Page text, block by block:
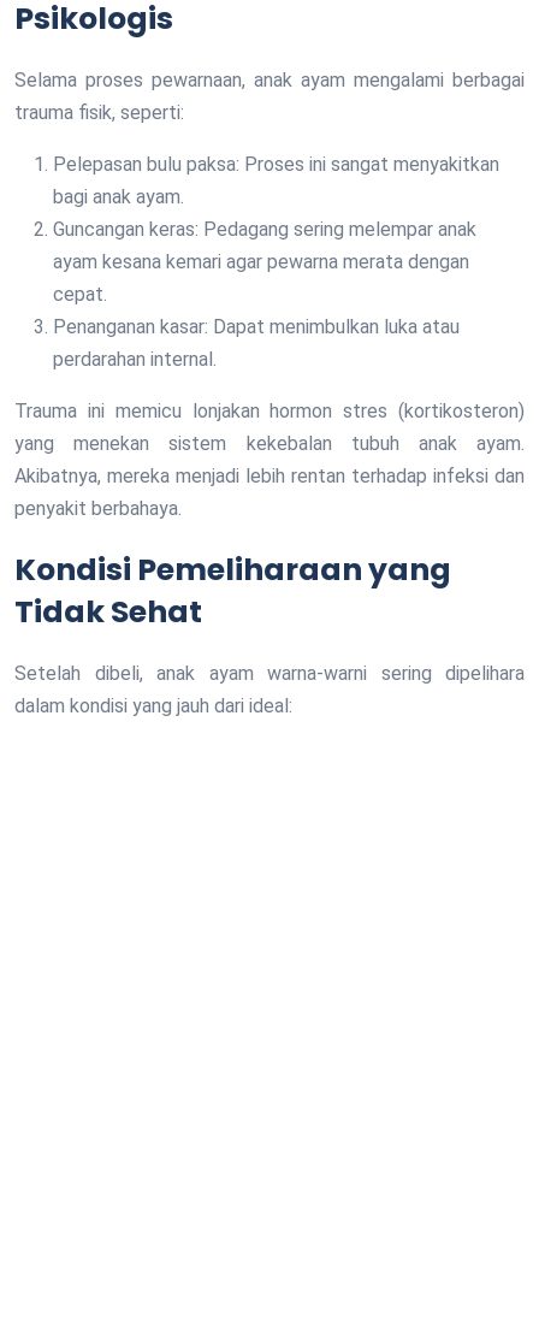
Psikologis
Selama proses pewarnaan, anak ayam mengalami berbagai
trauma fisik, seperti:
Pelepasan bulu paksa: Proses ini sangat menyakitkan
bagi anak ayam.
Guncangan keras: Pedagang sering melempar anak
ayam kesana kemari agar pewarna merata dengan
cepat.
Penanganan kasar: Dapat menimbulkan luka atau
perdarahan internal.
Trauma ini memicu lonjakan hormon stres (kortikosteron)
yang menekan sistem kekebalan tubuh anak ayam.
Akibatnya, mereka menjadi lebih rentan terhadap infeksi dan
penyakit berbahaya.
Kondisi Pemeliharaan yang
Tidak Sehat
Setelah dibeli, anak ayam warna-warni sering dipelihara
dalam kondisi yang jauh dari ideal: